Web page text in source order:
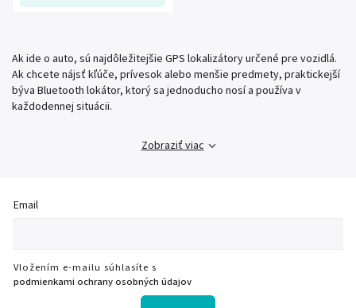
Ak ide o auto, sú najdôležitejšie GPS lokalizátory určené pre vozidlá.
Ak chcete nájsť kľúče, prívesok alebo menšie predmety, praktickejší
býva Bluetooth lokátor, ktorý sa jednoducho nosí a používa v
každodennej situácii.
Zobraziť viac
Email
Vložením e-mailu súhlasíte s
podmienkami ochrany osobných údajov